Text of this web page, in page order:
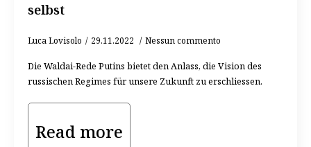
selbst
Luca Lovisolo 29.11.2022 Nessun commento
Die Waldai-Rede Putins bietet den Anlass, die Vision des
russischen Regimes für unsere Zukunft zu erschliessen.
Read more